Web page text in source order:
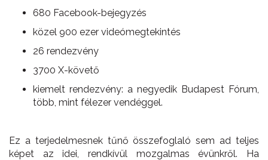
680 Facebook-bejegyzés
közel 900 ezer videómegtekintés
26 rendezvény
3700 X-követő
kiemelt rendezvény: a negyedik Budapest Fórum,
több, mint félezer vendéggel.
Ez a terjedelmesnek tűnő összefoglaló sem ad teljes
képet az idei, rendkívül mozgalmas évünkről. Ha